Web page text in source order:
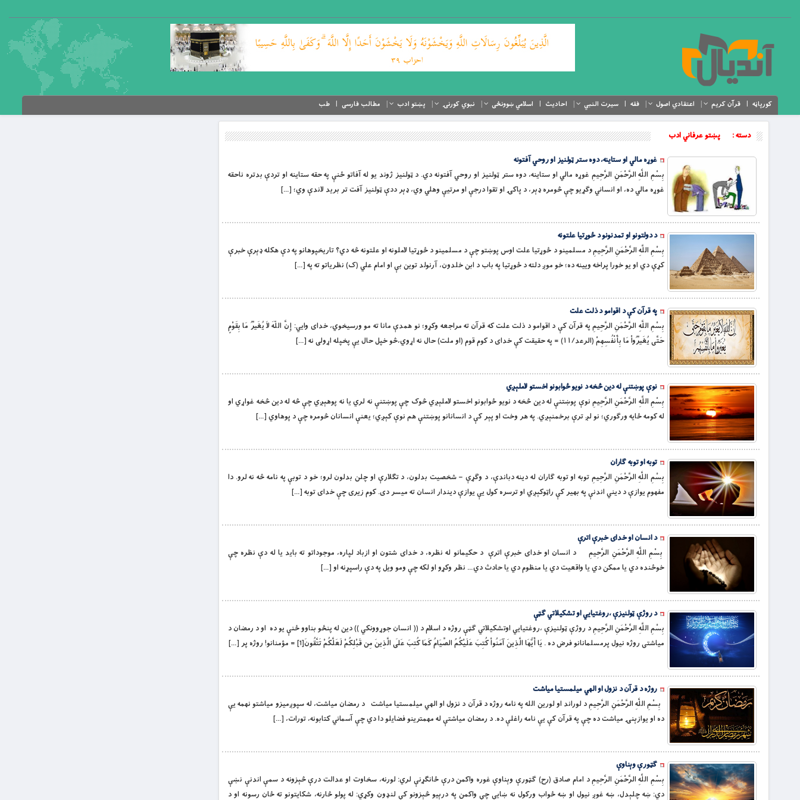
کورپاڼه قرآن کریم اعتقادي اصول فقه سیرت النبي احادیث اسلامي ښوونځی نبوي کورنۍ پښتو ادب مطالب فارسی طب
دسته :
پښتو عرفاني ادب
غوړه مالي او ستاینه، دوه ستر ټولنیز او روحي آفتونه
بِسْمِ اللَّهِ الرَّحْمَنِ الرَّحِيمِ غوړه مالي او ستاینه، دوه ستر ټولنیز او روحي آفتونه دي. د ټولنیز ژوند یو له آفاتو ځنې په حقه ستاینه او تردې بدتره ناحقه
غوړه مالي ده، او انساني وګړیو چې څومره ډېر، د پاکۍ او تقوا درجې او مرتیې وهلي وي، ډېر ددې ټولنیز آفت تر برید لاندې وي؛ […]
د دولتونو او تمدنونو د ځوړتیا علتونه
بِسْمِ اللَّهِ الرَّحْمَنِ الرَّحِيمِ د مسلمینو د ځوړتیا علت اوس پوښتو چې د مسلمینو د ځوړتیا لاملونه او علتونه څه دي؟ تاریخپوهانو په دې هکله ډېرې خبرې
کړې دي او یو خورا پراخه ویینه ده؛ خو موږ دلته د ځوړتیا په باب د ابن خلدون، آرنولد توین بې او امام علي (ک) نظریاتو ته په […]
په قرآن کې د اقوامو د ذلت علت
بِسْمِ اللَّهِ الرَّحْمَنِ الرَّحِيمِ په قرآن کې د اقوامو د ذلت علت که قرآن ته مراجعه وکړو؛ نو همدې مانا ته مو ورسیخوي، خدای وايي: إِنَّ اللّهَ لاَ يُغَيِّرُ مَا بِقَوْمٍ
حَتَّى يُغَيِّرُواْ مَا بِأَنْفُسِهِمْ (الرعد/۱۱) = په حقيقت كې خداى د كوم قوم (او ملت) حال نه اړوي،څو خپل حال یې پخپله اړولى نه […]
نوې پوښتنې له دین څخه د نویو ځوابونو اخستو لاملېږي
بِسْمِ اللَّهِ الرَّحْمَنِ الرَّحِيمِ نوې پوښتنې له دین څخه د نویو ځوابونو اخستو لاملېږي څوک چې پوښتنې نه لري یا نه پوهېږي چې څه له دین څخه غواړي او
له کومه ځایه ورګوري؛ نو لږ ترې برخمنېږي. په هر وخت او پېر کې د انسانانو پوښتنې هم نوې کېږي؛ یعنې انسانان څومره چې د پوهاوي […]
توبه او توبه ګاران
بِسْمِ اللَّهِ الرَّحْمَنِ الرَّحِيمِ توبه او توبه ګاران له دینه دباندې، د وګړې – شخصیت بدلون، د تګلارې او چلن بدلون لرو؛ خو د توبې په نامه څه نه لرو. دا
مفهوم یوازې د دیني اندنې په بهیر کې راټوکېږي او ترسره کول یې یوازې دیندار انسان ته میسر دی. کوم زیری چې خدای توبه […]
د انسان او خدای خبرې اترې
بِسْمِ اللَّهِ الرَّحْمَنِ الرَّحِيمِ د انسان او خدای خبرې اترې د حکیمانو له نظره، د خدای شتون او ازباد لپاره، موجوداتو ته باید یا له دې نظره چې
خوځنده دي یا ممکن دي یا واقعیت دي یا منظوم دي یا حادث دي… نظر وکړو او لکه چې ومو ویل په دې راسپړنه او […]
د روژې ټولنيزې ،روغتیایي او تشکيلاتي گټې
بِسْمِ اللَّهِ الرَّحْمَنِ الرَّحِيمِ د روژې ټولنيزې ،روغتیایي اوتشکيلاتي گټې روژه د اسلام د (( انسان جوړوونکي )) دين له پنځو بناوو ځنې يو ده او د رمضان د
مياشتى روژه نيول پرمسلمانانو فرض ده . يَا أَيُّهَا الَّذِينَ آمَنُواْ كُتِبَ عَلَيْكُمُ الصِّيَامُ كَمَا كُتِبَ عَلَى الَّذِينَ مِن قَبْلِكُمْ لَعَلَّكُمْ تَتَّقُونَ[1] = مؤمنانو! روژه پر […]
روژه د قرآن د نزول او الهي ميلمستيا مياشت
بِسْمِ اللَّهِ الرَّحْمَنِ الرَّحِيمِ د لوراند او لورین الله په نامه روژه د قرآن د نزول او الهي ميلمستيا مياشت د رمضان مياشت، له سپوږميزو مياشتو نهمه يې
ده او يوازېنۍ مياشت ده چې په قرآن کې يې نامه راغلې ده. د رمضان مياشتې له مهمترينو فضايلو دا دي چې آسماني کتابونه، تورات، […]
ګټورې وېناوې
بِسْمِ اللَّهِ الرَّحْمَنِ الرَّحِيمِ د امام صادق (رح) ګټورې وېناوې غوره واکمن درې ځانګړنې لري: لورنه، سخاوت او عدالت درې څېزونه د سمې اندنې نښې
دي: ښه چلېدل، ښه غوږ نیول او ښه ځواب ورکول نه ښايی چې واکمن په درېیو څېزونو کې لنډون وکړي: له پولو څارنه، شکایتونو ته ځان رسونه او د